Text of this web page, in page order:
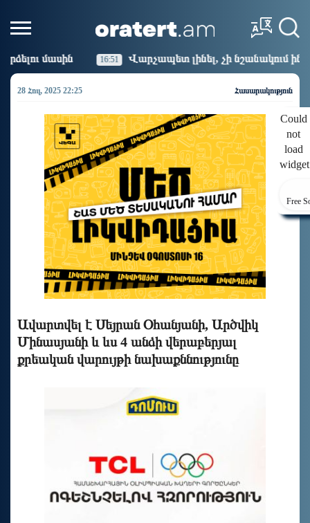
Վարչապետ լինել, չի նշանակում ինչ ուզել անել 16:14
28 Հուլ, 2025 22:25 Հասարակություն
Could
not
load
Free
Ավարտվել է Սեյրան Օհանյանի, Արծվիկ
Մինասյանի և ևս 4 անձի վերաբերյալ
քրեական վարույթի նախաքննությունը